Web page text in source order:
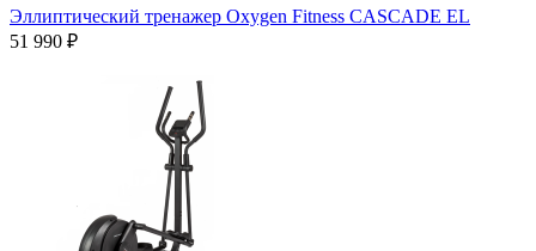
Эллиптический тренажер Oxygen Fitness CASCADE EL
51 990 ₽